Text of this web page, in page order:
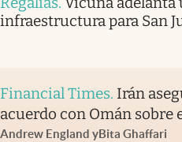
infraestructura para San
Financial Times. Irán
acuerdo con Omán sobre
Andrew England yBita Ghaffari